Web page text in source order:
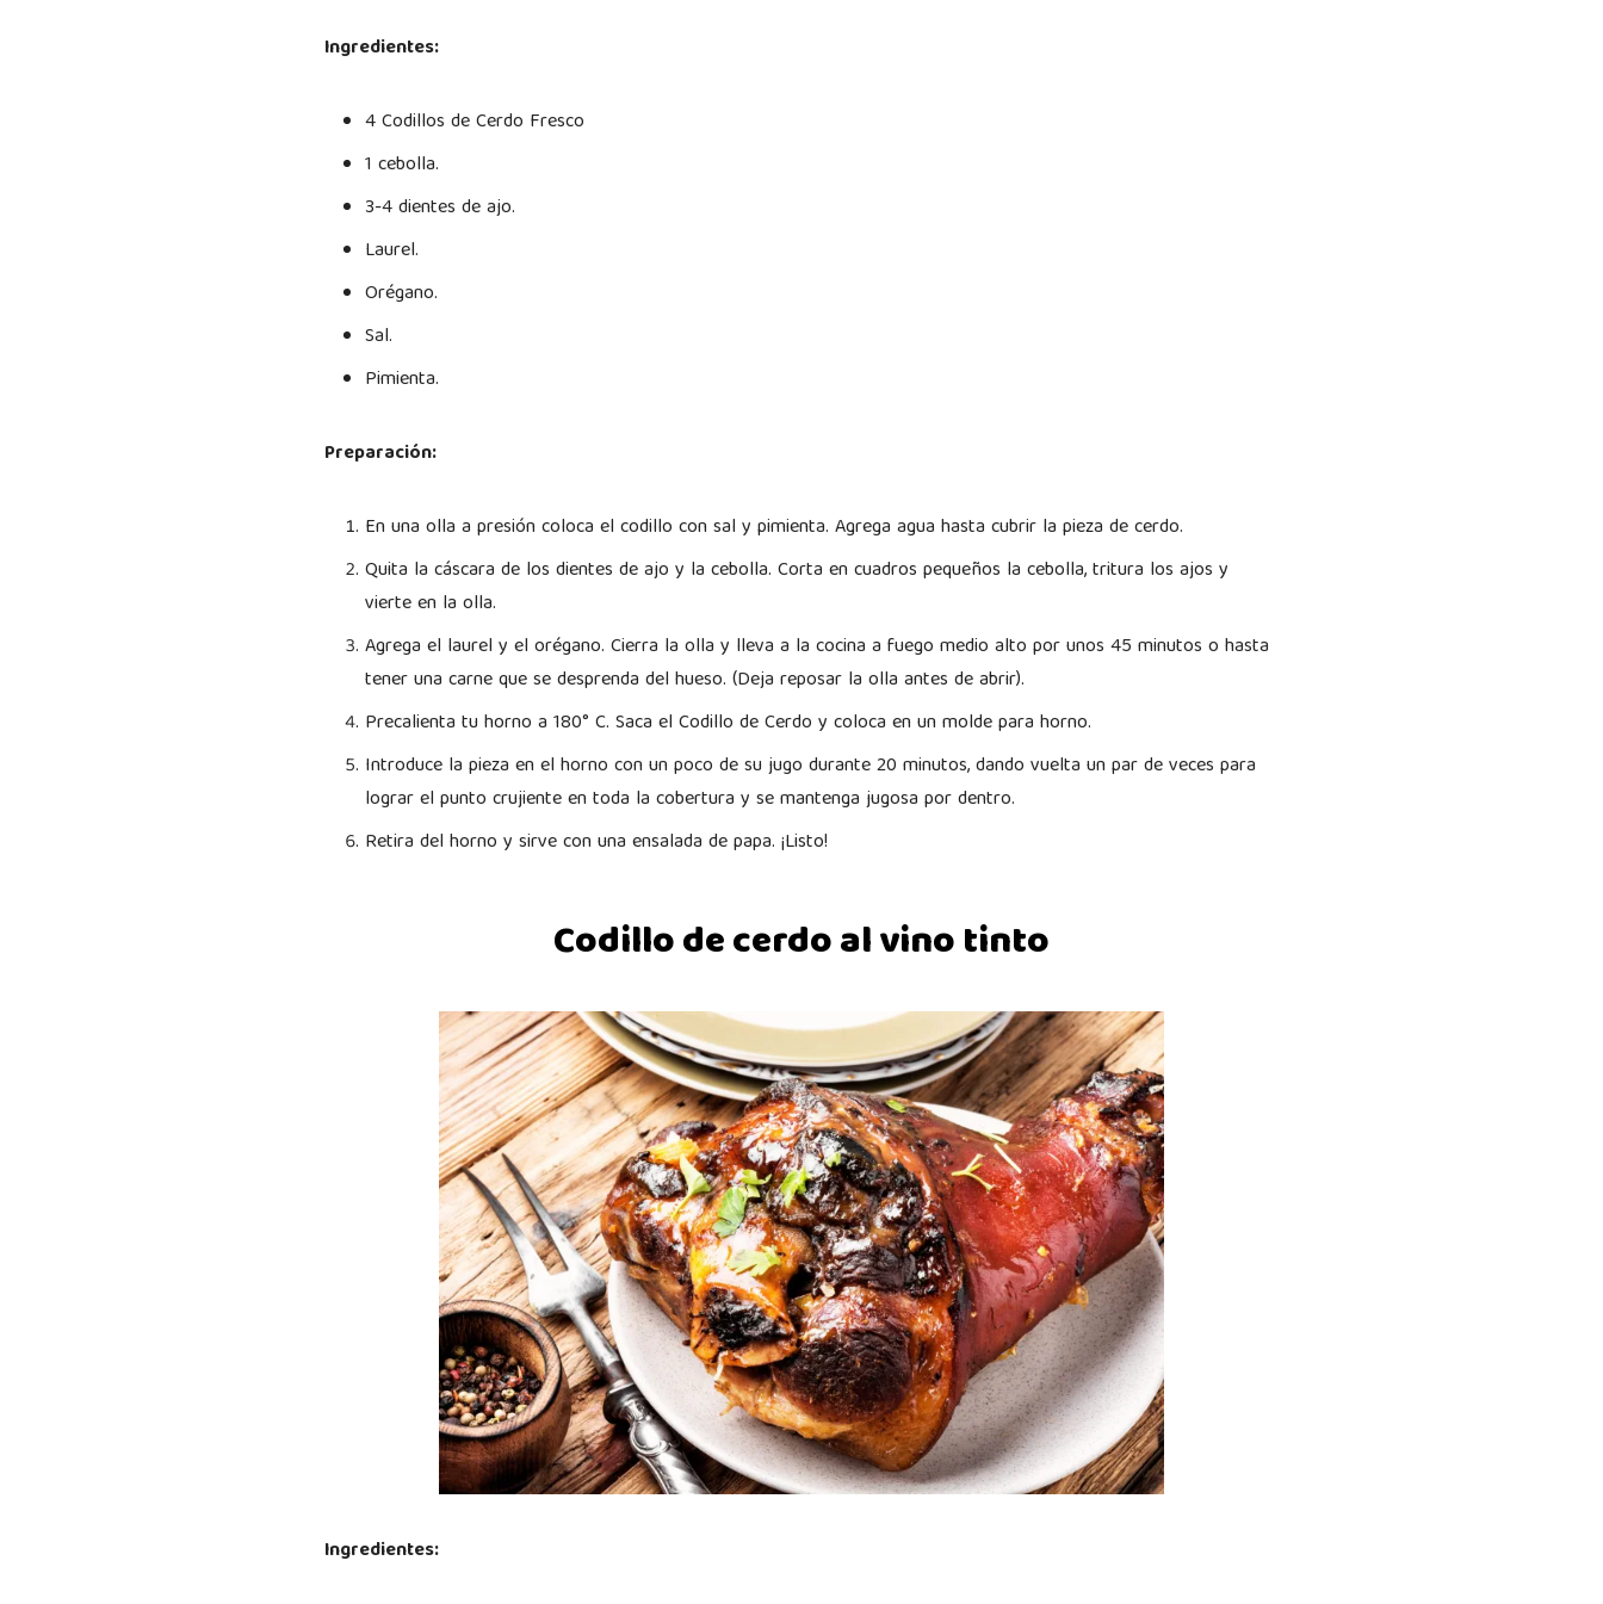
Ingredientes:
4 Codillos de Cerdo Fresco
1 cebolla.
3-4 dientes de ajo.
Laurel.
Orégano.
Sal.
Pimienta.
Preparación:
En una olla a presión coloca el codillo con sal y pimienta. Agrega agua hasta cubrir la pieza de cerdo.
Quita la cáscara de los dientes de ajo y la cebolla. Corta en cuadros pequeños la cebolla, tritura los ajos y
vierte en la olla.
Agrega el laurel y el orégano. Cierra la olla y lleva a la cocina a fuego medio alto por unos 45 minutos o hasta
tener una carne que se desprenda del hueso. (Deja reposar la olla antes de abrir).
Precalienta tu horno a 180° C. Saca el Codillo de Cerdo y coloca en un molde para horno.
Introduce la pieza en el horno con un poco de su jugo durante 20 minutos, dando vuelta un par de veces para
lograr el punto crujiente en toda la cobertura y se mantenga jugosa por dentro.
Retira del horno y sirve con una ensalada de papa. ¡Listo!
Codillo de cerdo al vino tinto
Ingredientes: